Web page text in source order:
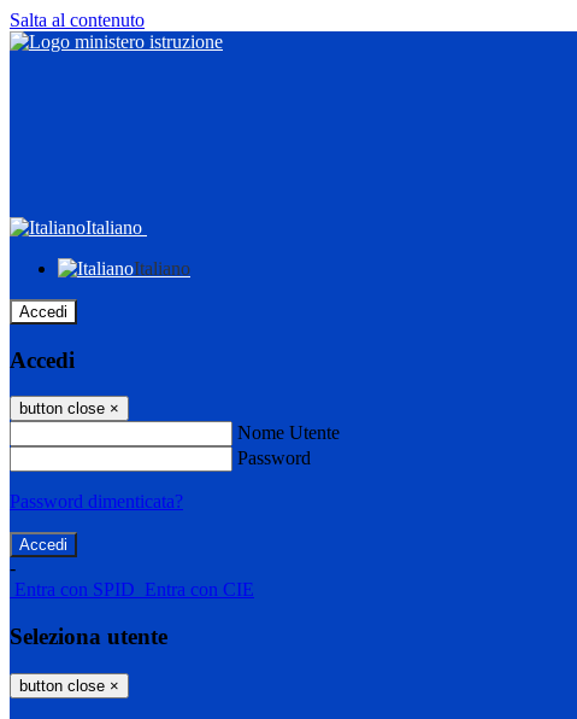
Salta al contenuto
Italiano
Italiano
Accedi
Accedi
button close ×
Nome Utente
Password
Password dimenticata?
-
Entra con SPID Entra con CIE
Seleziona utente
button close ×